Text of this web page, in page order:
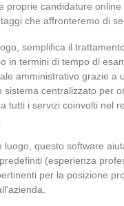
proprie candidature
che affronteremo di
semplifica il
in termini di tempo di
amministrativo grazie a
sistema centralizzato per
tutti i servizi coinvolti nel
luogo, questo software
(esperienza
per la posizione